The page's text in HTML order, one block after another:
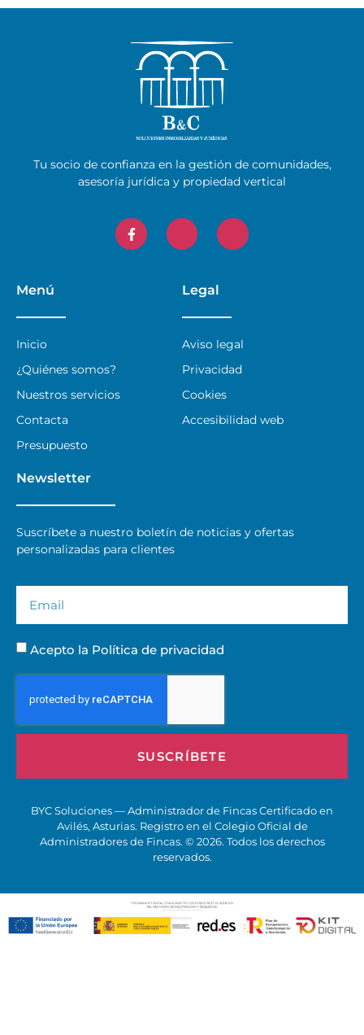
Tu socio de confianza en la gestión de comunidades,
asesoría jurídica y propiedad vertical
Menú
Inicio
¿Quiénes somos?
Nuestros servicios
Contacta
Presupuesto
Legal
Aviso legal
Privacidad
Cookies
Accesibilidad web
Newsletter
Suscríbete a nuestro boletín de noticias y ofertas
personalizadas para clientes
Acepto la Política de privacidad
SUSCRÍBETE
BYC Soluciones — Administrador de Fincas Certificado en
Avilés, Asturias. Registro en el Colegio Oficial de
Administradores de Fincas. © 2026. Todos los derechos
reservados.